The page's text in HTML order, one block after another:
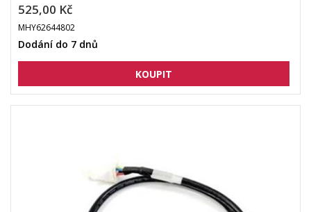
525,00 Kč
MHY62644802
Dodání do 7 dnů